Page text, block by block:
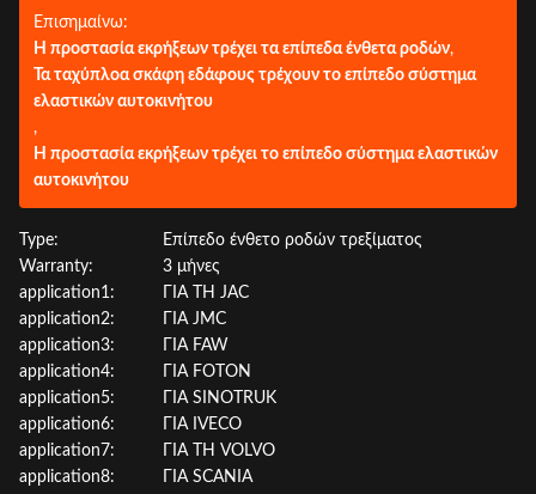
Επισημαίνω:
Η προστασία εκρήξεων τρέχει τα επίπεδα ένθετα ροδών,
Τα ταχύπλοα σκάφη εδάφους τρέχουν το επίπεδο σύστημα
ελαστικών αυτοκινήτου
,
Η προστασία εκρήξεων τρέχει το επίπεδο σύστημα ελαστικών
αυτοκινήτου
Type:
Επίπεδο ένθετο ροδών τρεξίματος
Warranty:
3 μήνες
application1:
ΓΙΑ ΤΗ JAC
application2:
ΓΙΑ JMC
application3:
ΓΙΑ FAW
application4:
ΓΙΑ FOTON
application5:
ΓΙΑ SINOTRUK
application6:
ΓΙΑ IVECO
application7:
ΓΙΑ ΤΗ VOLVO
application8:
ΓΙΑ SCANIA